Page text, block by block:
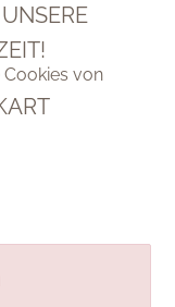
Cookies von
Cookies von